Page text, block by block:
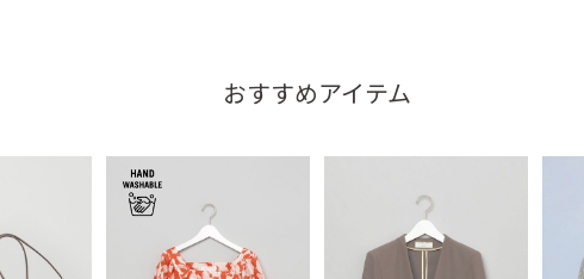
おすすめアイテム